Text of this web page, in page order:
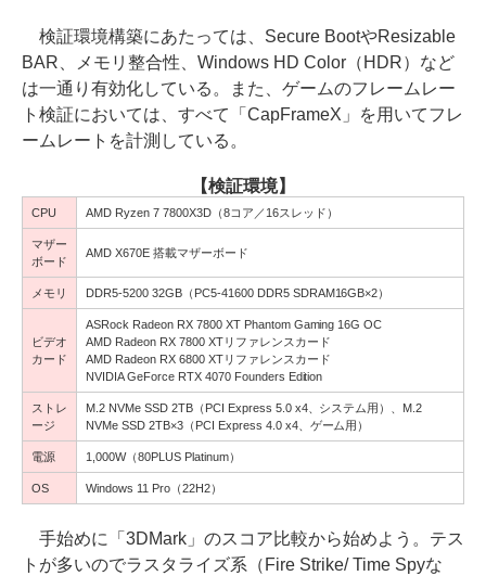
検証環境構築にあたっては、Secure BootやResizable
BAR、メモリ整合性、Windows HD Color（HDR）など
は一通り有効化している。また、ゲームのフレームレー
ト検証においては、すべて「CapFrameX」を用いてフレ
ームレートを計測している。
【検証環境】
CPU AMD Ryzen 7 7800X3D（8コア／16スレッド）
マザー
ボード
AMD X670E 搭載マザーボード
メモリ DDR5-5200 32GB（PC5-41600 DDR5 SDRAM16GB×2）
ビデオ
カード
ASRock Radeon RX 7800 XT Phantom Gaming 16G OC
AMD Radeon RX 7800 XTリファレンスカード
AMD Radeon RX 6800 XTリファレンスカード
NVIDIA GeForce RTX 4070 Founders Edition
ストレ
ージ
M.2 NVMe SSD 2TB（PCI Express 5.0 x4、システム用）、M.2
NVMe SSD 2TB×3（PCI Express 4.0 x4、ゲーム用）
電源 1,000W（80PLUS Platinum）
OS Windows 11 Pro（22H2）
手始めに「3DMark」のスコア比較から始めよう。テス
トが多いのでラスタライズ系（Fire Strike/ Time Spyな